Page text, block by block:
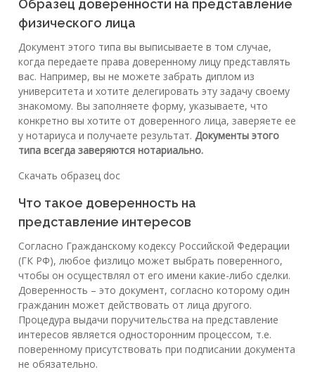
Образец доверенности на представление
физического лица
Документ этого типа вы выписываете в том случае,
когда передаете права доверенному лицу представлять
вас. Например, вы не можете забрать диплом из
университета и хотите делегировать эту задачу своему
знакомому. Вы заполняете форму, указываете, что
конкретно вы хотите от доверенного лица, заверяете ее
у нотариуса и получаете результат. Документы этого
типа всегда заверяются нотариально.
Скачать образец doc
Что такое доверенность на
представление интересов
Согласно Гражданскому кодексу Российской Федерации
(ГК РФ), любое физлицо может выбрать поверенного,
чтобы он осуществлял от его имени какие-либо сделки.
Доверенность – это документ, согласно которому один
гражданин может действовать от лица другого.
Процедура выдачи поручительства на представление
интересов является односторонним процессом, т.е.
поверенному присутствовать при подписании документа
не обязательно.